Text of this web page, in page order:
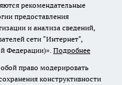
рекомендательные
предоставления
и анализа сведений,
сети "Интернет",
Федерации)». Подробнее
право модерировать
конструктивности